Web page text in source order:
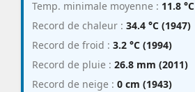
Temp. minimale moyenne : 11.8 °C
Record de chaleur : 34.4 °C (1947)
Record de froid : 3.2 °C (1994)
Record de pluie : 26.8 mm (2011)
Record de neige : 0 cm (1943)